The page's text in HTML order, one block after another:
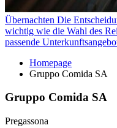
Übernachten Die
wichtig wie die Wahl des
passende
Homepage
Gruppo Comida SA
Gruppo Comida SA
Pregassona